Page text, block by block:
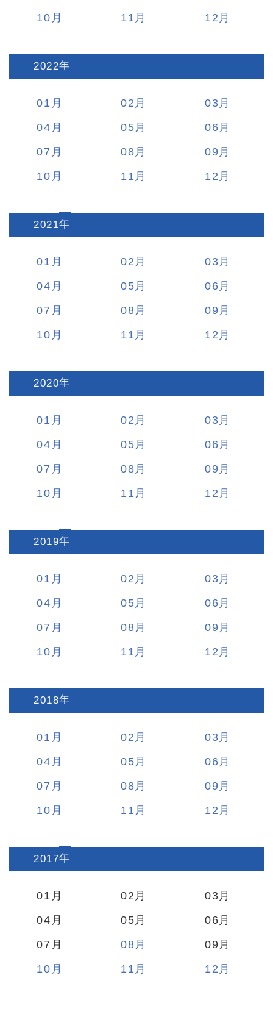
10
11 12
2022:
01 02
03
04
05
06
07
08
09
10
11 12
2021:
01 02
03
04
05
06
07
08
09
10
11 12
2020:
01 02
03
04
05
06
07
08
09
10
11 12
2019:
01 02
03
04
05
06
07
08
09
10
11 12
2018:
01 02
03
04
05
06
07
08
09
10
11 12
2017:
01 02
03
04
05
06
07
08
09
10
11 12